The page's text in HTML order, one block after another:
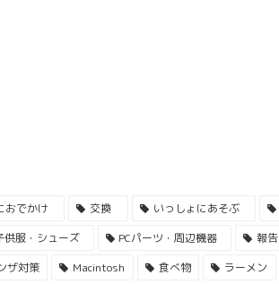
おでかけ 交換 いっしょにあそぶ
供服・シューズ PCパーツ・周辺機器 報告
ザ対策 Macintosh 食べ物 ラーメン